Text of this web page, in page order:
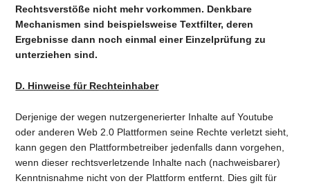
Rechtsverstöße nicht mehr vorkommen. Denkbare
Mechanismen sind beispielsweise Textfilter, deren
Ergebnisse dann noch einmal einer Einzelprüfung zu
unterziehen sind.
D. Hinweise für Rechteinhaber
Derjenige der wegen nutzergenerierter Inhalte auf Youtube
oder anderen Web 2.0 Plattformen seine Rechte verletzt sieht,
kann gegen den Plattformbetreiber jedenfalls dann vorgehen,
wenn dieser rechtsverletzende Inhalte nach (nachweisbarer)
Kenntnisnahme nicht von der Plattform entfernt. Dies gilt für